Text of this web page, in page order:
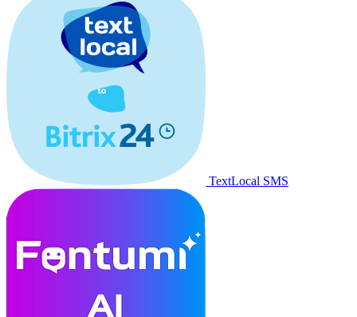
TextLocal SMS